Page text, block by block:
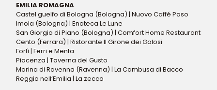
EMILIA ROMAGNA
Castel guelfo di Bologna (Bologna) | Nuovo Caffé Paso
Imola (Bologna) | Enoteca Le Lune
San Giorgio di Piano (Bologna) | Comfort Home Restaurant
Cento (Ferrara) | Ristorante Il Girone dei Golosi
Forlì | Ferri e Menta
Piacenza | Taverna del Gusto
Marina di Ravenna (Ravenna) | La Cambusa di Bacco
Reggio nell’Emilia | La zecca